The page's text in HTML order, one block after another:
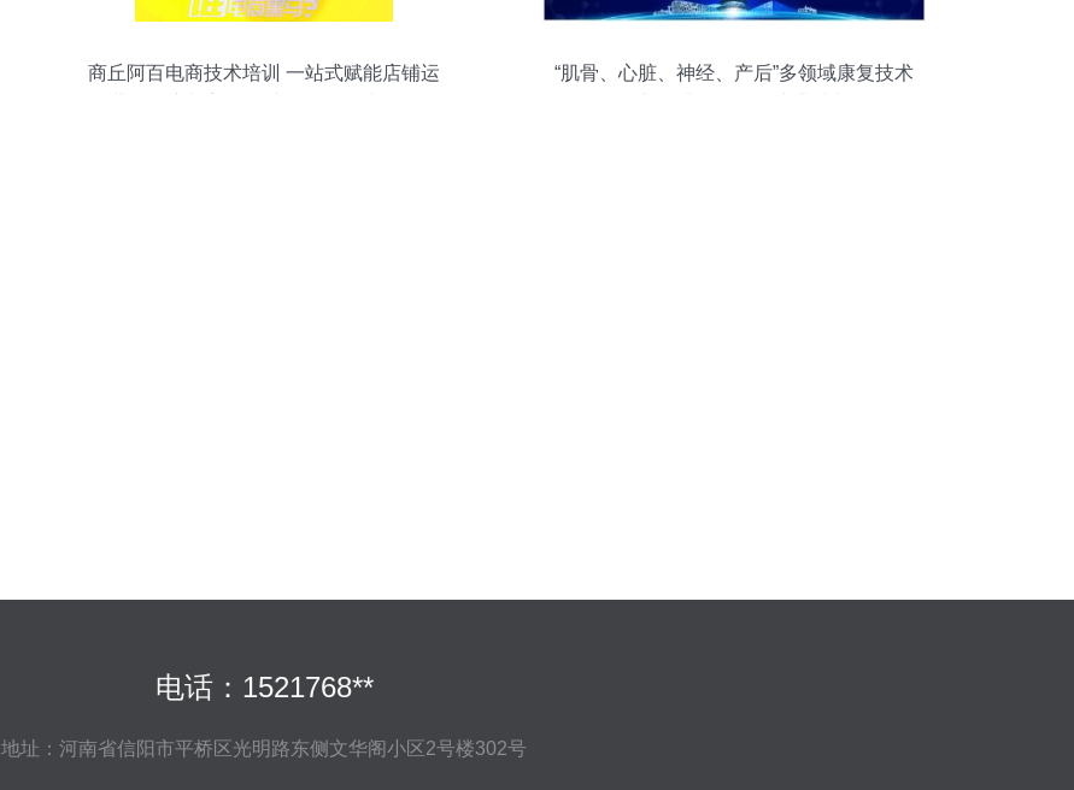
商丘阿百电商技术培训 一站式赋能店铺运
“肌骨、心脏、神经、产后”多领域康复技术
电话：1521768**
地址：河南省信阳市平桥区光明路东侧文华阁小区2号楼302号